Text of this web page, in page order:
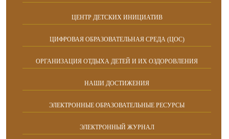
ЦЕНТР ДЕТСКИХ ИНИЦИАТИВ
ЦИФРОВАЯ ОБРАЗОВАТЕЛЬНАЯ СРЕДА (ЦОС)
ОРГАНИЗАЦИЯ ОТДЫХА ДЕТЕЙ И ИХ ОЗДОРОВЛЕНИЯ
НАШИ ДОСТИЖЕНИЯ
ЭЛЕКТРОННЫЕ ОБРАЗОВАТЕЛЬНЫЕ РЕСУРСЫ
ЭЛЕКТРОННЫЙ ЖУРНАЛ